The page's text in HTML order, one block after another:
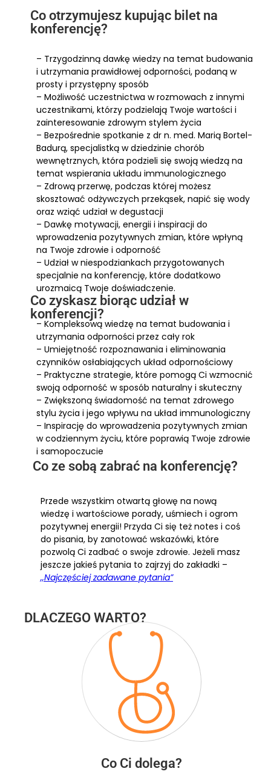
Co otrzymujesz kupując bilet na
konferencję?
– Trzygodzinną dawkę wiedzy na temat budowania
i utrzymania prawidłowej odporności, podaną w
prosty i przystępny sposób
– Możliwość uczestnictwa w rozmowach z innymi
uczestnikami, którzy podzielają Twoje wartości i
zainteresowanie zdrowym stylem życia
– Bezpośrednie spotkanie z dr n. med. Marią Bortel-
Badurą, specjalistką w dziedzinie chorób
wewnętrznych, która podzieli się swoją wiedzą na
temat wspierania układu immunologicznego
– Zdrową przerwę, podczas której możesz
skosztować odżywczych przekąsek, napić się wody
oraz wziąć udział w degustacji
– Dawkę motywacji, energii i inspiracji do
wprowadzenia pozytywnych zmian, które wpłyną
na Twoje zdrowie i odporność
– Udział w niespodziankach przygotowanych
specjalnie na konferencję, które dodatkowo
urozmaicą Twoje doświadczenie.
Co zyskasz biorąc udział w
konferencji?
– Kompleksową wiedzę na temat budowania i
utrzymania odporności przez cały rok
– Umiejętność rozpoznawania i eliminowania
czynników osłabiających układ odpornościowy
– Praktyczne strategie, które pomogą Ci wzmocnić
swoją odporność w sposób naturalny i skuteczny
– Zwiększoną świadomość na temat zdrowego
stylu życia i jego wpływu na układ immunologiczny
– Inspirację do wprowadzenia pozytywnych zmian
w codziennym życiu, które poprawią Twoje zdrowie
i samopoczucie
Co ze sobą zabrać na konferencję?
Przede wszystkim otwartą głowę na nową
wiedzę i wartościowe porady, uśmiech i ogrom
pozytywnej energii! Przyda Ci się też notes i coś
do pisania, by zanotować wskazówki, które
pozwolą Ci zadbać o swoje zdrowie. Jeżeli masz
jeszcze jakieś pytania to zajrzyj do zakładki –
,,Najczęściej zadawane pytania”
DLACZEGO WARTO?
Co Ci dolega?​